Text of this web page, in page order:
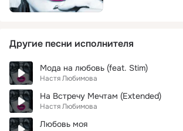
Другие песни исполнителя
Мода на любовь (feat. Stim)
Настя Любимова
На Встречу Мечтам (Extended)
Настя Любимова
Любовь моя